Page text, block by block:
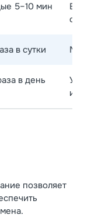
5–10 мин
Важна
в сутки
в день
позволяет